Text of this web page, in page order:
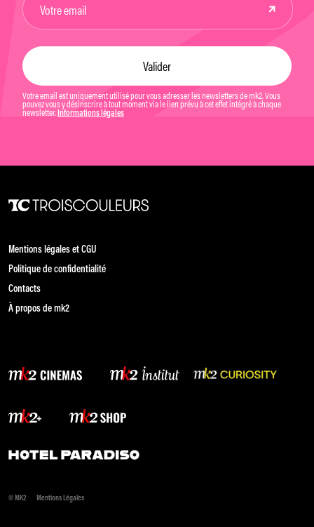
Votre email est uniquement utilisé pour vous adresser les newsletters de mk2. Vous
pouvez vous y désinscrire à tout moment via le lien prévu à cet effet intégré à chaque
newsletter. Informations légales
Mentions légales et CGU
Politique de confidentialité
Contacts
À propos de mk2
© MK2 Mentions Légales